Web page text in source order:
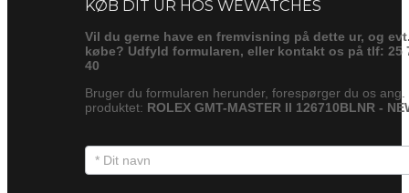
KØB DIT UR HOS WEWATCHES
Vil du gerne have en fremvisning på dette ur, og
købe? Udfyld formularen, eller kontakt os på tlf: 25
40
Bruger du formularen herunder, forespørger du os ang.
produktet: ROLEX GMT-MASTER II 126710BLNR -